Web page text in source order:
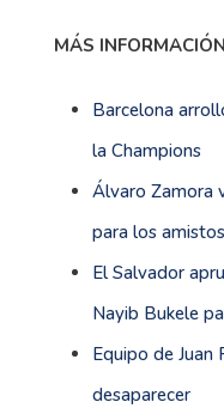
MÁS INFORMACIÓN
Barcelona
la Champions
Álvaro Zamora
para los
El Salvador
Nayib Bukele
Equipo de Juan
desaparecer